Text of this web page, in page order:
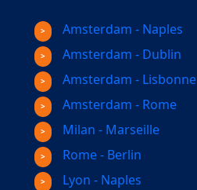
Amsterdam - Naples
Amsterdam - Dublin
Amsterdam - Lisbonne
Amsterdam - Rome
Milan - Marseille
Rome - Berlin
Lyon - Naples